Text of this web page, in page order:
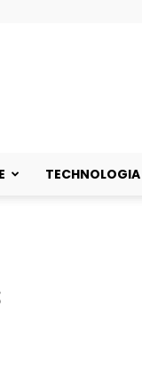
TECHNOLOGIA